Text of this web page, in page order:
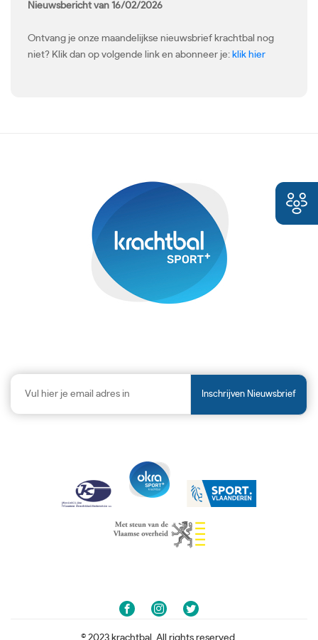
Nieuwsbericht van 16/02/2026
Ontvang je onze maandelijkse nieuwsbrief krachtbal nog
niet? Klik dan op volgende link en abonneer je: klik hier
Inschrijven Nieuwsbrief
© 2023 krachtbal. All rights reserved.